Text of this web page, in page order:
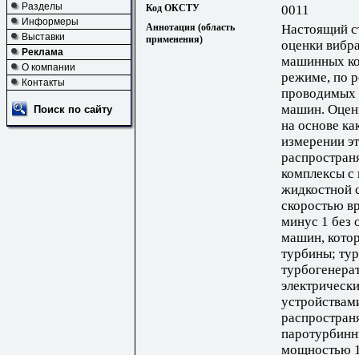
Разделы
Информеры
Выставки
Реклама
О компании
Контакты
Поиск по сайту
Код ОКСТУ 0011
Аннотация (область
применения)
Настоящий
оценки
машинных
режиме, по
проводимых
машин.
на основе
измерении
комплексы
жидкостной
скоростью
минус 1 без
машин,
турбины;
мощностью